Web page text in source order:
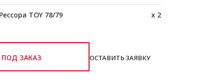
TOY 78/79 x 2
ПОД ЗАКАЗ ОСТАВИТЬ ЗАЯВКУ